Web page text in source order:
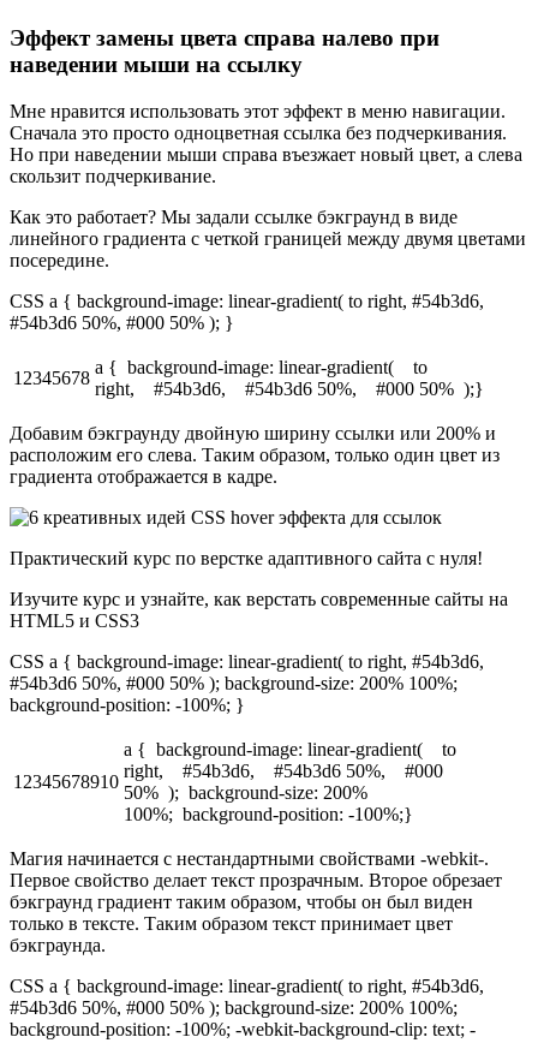
Эффект замены цвета справа налево при
наведении мыши на ссылку
Мне нравится использовать этот эффект в меню навигации.
Сначала это просто одноцветная ссылка без подчеркивания.
Но при наведении мыши справа въезжает новый цвет, а слева
скользит подчеркивание.
Как это работает? Мы задали ссылке бэкграунд в виде
линейного градиента с четкой границей между двумя цветами
посередине.
CSS a { background-image: linear-gradient( to right, #54b3d6,
#54b3d6 50%, #000 50% ); }
12345678
a { background-image: linear-gradient( to
right, #54b3d6, #54b3d6 50%, #000 50% );}
Добавим бэкграунду двойную ширину ссылки или 200% и
расположим его слева. Таким образом, только один цвет из
градиента отображается в кадре.
Практический курс по верстке адаптивного сайта с нуля!
Изучите курс и узнайте, как верстать современные сайты на
HTML5 и CSS3
CSS a { background-image: linear-gradient( to right, #54b3d6,
#54b3d6 50%, #000 50% ); background-size: 200% 100%;
background-position: -100%; }
12345678910
a { background-image: linear-gradient( to
right, #54b3d6, #54b3d6 50%, #000
50% ); background-size: 200%
100%; background-position: -100%;}
Магия начинается с нестандартными свойствами -webkit-.
Первое свойство делает текст прозрачным. Второе обрезает
бэкграунд градиент таким образом, чтобы он был виден
только в тексте. Таким образом текст принимает цвет
бэкграунда.
CSS a { background-image: linear-gradient( to right, #54b3d6,
#54b3d6 50%, #000 50% ); background-size: 200% 100%;
background-position: -100%; -webkit-background-clip: text; -